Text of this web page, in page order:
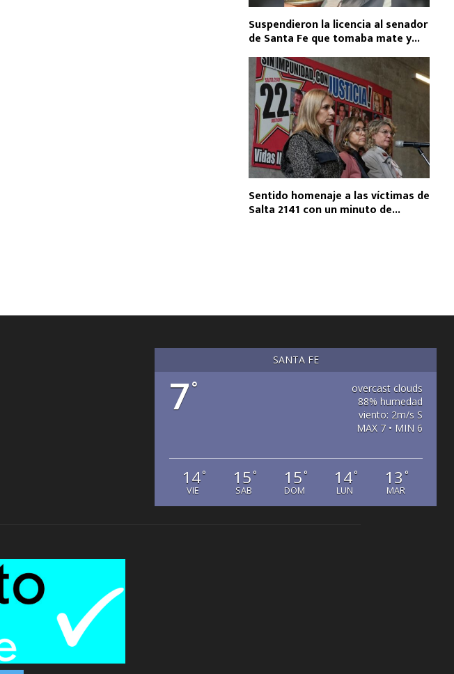
Suspendieron la licencia al senador
de Santa Fe que tomaba mate y...
Sentido homenaje a las víctimas de
Salta 2141 con un minuto de...
SANTA FE
7°
overcast clouds
88% humedad
viento: 2m/s S
MAX 7 • MIN 6
14°
VIE
15°
SAB
15°
DOM
14°
LUN
13 °
MAR